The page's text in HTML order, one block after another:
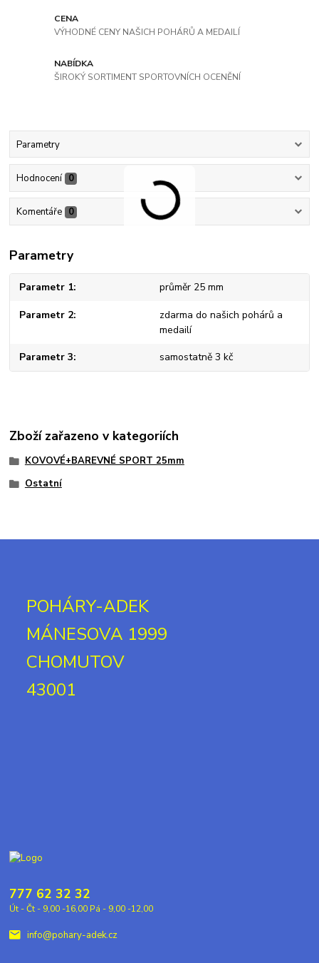
CENA
VÝHODNÉ CENY NAŠICH POHÁRŮ A MEDAILÍ
NABÍDKA
ŠIROKÝ SORTIMENT SPORTOVNÍCH OCENĚNÍ
Parametry
Hodnocení 0
Komentáře 0
Parametry
Parametr 1 průměr 25 mm
Parametr 2
zdarma do našich pohárů a
medailí
Parametr 3 samostatně 3 kč
Zboží zařazeno v kategoriích
KOVOVÉ+BAREVNÉ SPORT 25mm
Ostatní
POHÁRY-ADEK
MÁNESOVA 1999
CHOMUTOV
43001
777 62 32 32
Út - Čt - 9,00 -16,00 Pá - 9,00 -12,00
info@pohary-adek.cz